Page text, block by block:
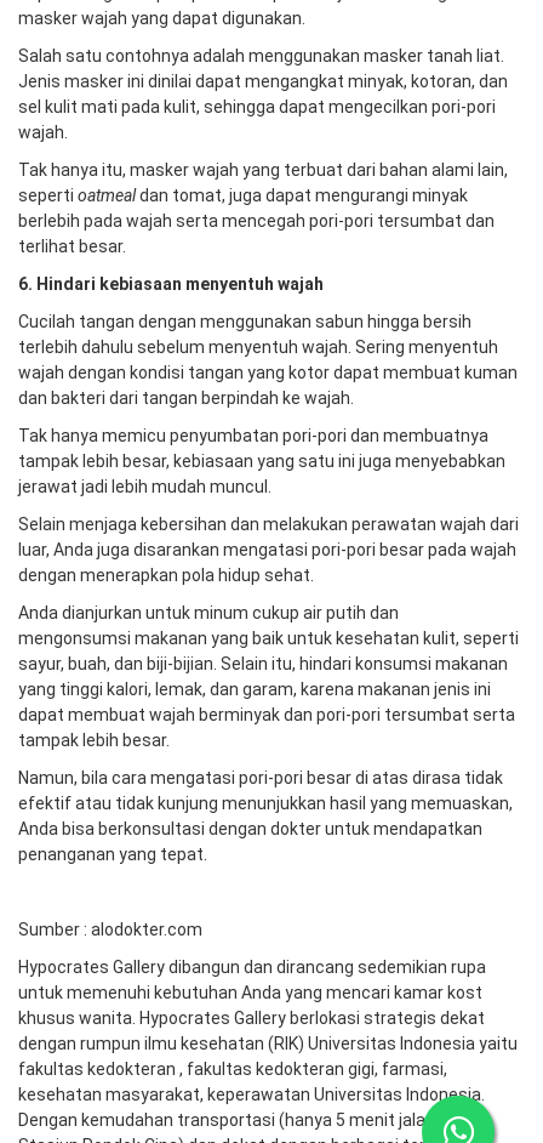
masker wajah yang dapat digunakan.
Salah satu contohnya adalah menggunakan masker tanah liat.
Jenis masker ini dinilai dapat mengangkat minyak, kotoran, dan
sel kulit mati pada kulit, sehingga dapat mengecilkan pori-pori
wajah.
Tak hanya itu, masker wajah yang terbuat dari bahan alami lain,
seperti oatmealdan tomat, juga dapat mengurangi minyak
berlebih pada wajah serta mencegah pori-pori tersumbat dan
terlihat besar.
6. Hindari kebiasaan menyentuh wajah
Cucilah tangan dengan menggunakan sabun hingga bersih
terlebih dahulu sebelum menyentuh wajah. Sering menyentuh
wajah dengan kondisi tangan yang kotor dapat membuat kuman
dan bakteri dari tangan berpindah ke wajah.
Tak hanya memicu penyumbatan pori-pori dan membuatnya
tampak lebih besar, kebiasaan yang satu ini juga menyebabkan
jerawat jadi lebih mudah muncul.
Selain menjaga kebersihan dan melakukan perawatan wajah dari
luar, Anda juga disarankan mengatasi pori-pori besar pada wajah
dengan menerapkan pola hidup sehat.
Anda dianjurkan untuk minum cukup air putih dan
mengonsumsi makanan yang baik untuk kesehatan kulit, seperti
sayur, buah, dan biji-bijian. Selain itu, hindari konsumsi makanan
yang tinggi kalori, lemak, dan garam, karena makanan jenis ini
dapat membuat wajah berminyak dan pori-pori tersumbat serta
tampak lebih besar.
Namun, bila cara mengatasi pori-pori besar di atas dirasa tidak
efektif atau tidak kunjung menunjukkan hasil yang memuaskan,
Anda bisa berkonsultasi dengan dokter untuk mendapatkan
penanganan yang tepat.
Sumber : alodokter.com
Hypocrates Gallery dibangun dan dirancang sedemikian rupa
untuk memenuhi kebutuhan Anda yang mencari kamar kost
khusus wanita. Hypocrates Gallery berlokasi strategis dekat
dengan rumpun ilmu kesehatan (RIK) Universitas Indonesia yaitu
fakultas kedokteran , fakultas kedokteran gigi, farmasi,
kesehatan masyarakat, keperawatan Universitas Indonesia.
Dengan kemudahan transportasi (hanya 5 menit jalan kaki ke